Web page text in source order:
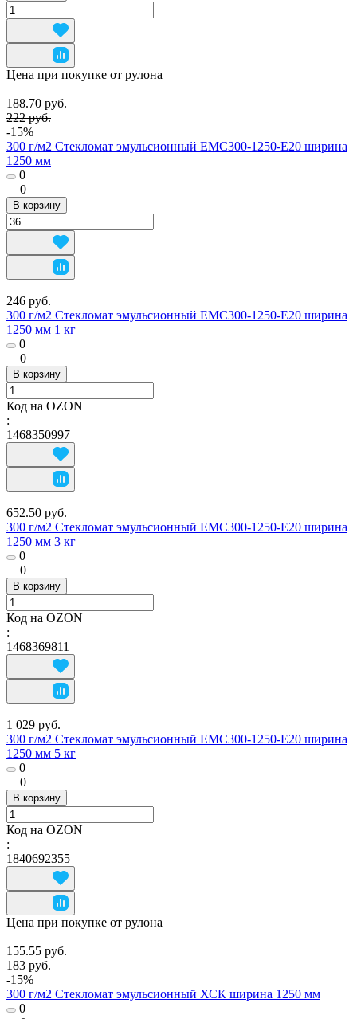
Цена при покупке от рулона
188.70 руб.
222 руб.
-15%
300 г/м2 Стекломат эмульсионный EMC300-1250-E20 ширина
1250 мм
0
0
В корзину
246 руб.
300 г/м2 Стекломат эмульсионный EMC300-1250-E20 ширина
1250 мм 1 кг
0
0
В корзину
Код на OZON
:
1468350997
652.50 руб.
300 г/м2 Стекломат эмульсионный EMC300-1250-E20 ширина
1250 мм 3 кг
0
0
В корзину
Код на OZON
:
1468369811
1 029 руб.
300 г/м2 Стекломат эмульсионный EMC300-1250-E20 ширина
1250 мм 5 кг
0
0
В корзину
Код на OZON
:
1840692355
Цена при покупке от рулона
155.55 руб.
183 руб.
-15%
300 г/м2 Стекломат эмульсионный ХСК ширина 1250 мм
0